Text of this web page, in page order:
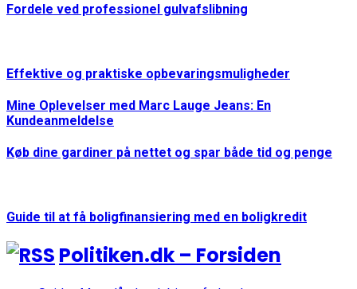
Fordele ved professionel gulvafslibning
Effektive og praktiske opbevaringsmuligheder
Mine Oplevelser med Marc Lauge Jeans: En
Kundeanmeldelse
Køb dine gardiner på nettet og spar både tid og penge
Guide til at få boligfinansiering med en boligkredit
Politiken.dk – Forsiden